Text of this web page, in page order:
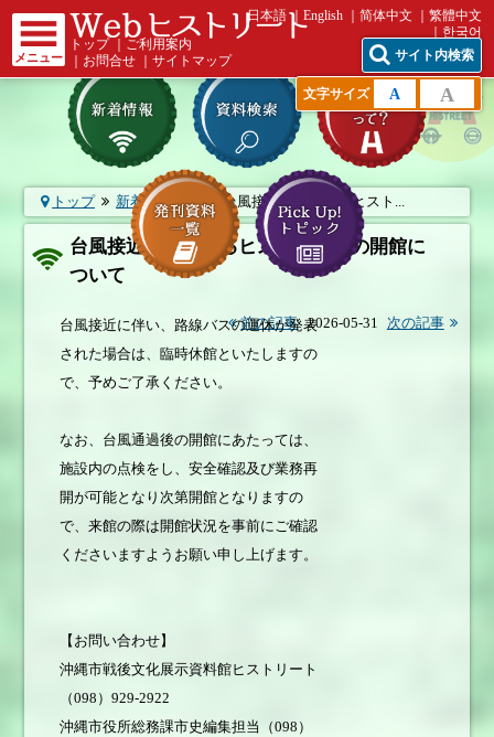
メニュー
トップ
ご利用案内
お問合せ ｜サイトマップ
日本語 English 简体中文
繁體中文
한국어
サイト内検索
文字サイズ A A
トップ 新着情報一覧 台風接近時におけるヒスト...
台風接近時におけるヒストリートの開館に
ついて
前の記事 2026-05-31 次の記事
台風接近に伴い、路線バスの運休が発表
された場合は、臨時休館といたしますの
で、予めご了承ください。
なお、台風通過後の開館にあたっては、
施設内の点検をし、安全確認及び業務再
開が可能となり次第開館となりますの
で、来館の際は開館状況を事前にご確認
くださいますようお願い申し上げます。
【お問い合わせ】
沖縄市戦後文化展示資料館ヒストリート
（098）929-2922
沖縄市役所総務課市史編集担当（098）